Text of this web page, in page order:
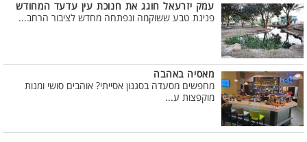
עמק יזרעאל חוגג את חנוכת עין עדעד המחודש
פנינת טבע ששוקמה ונפתחה מחדש לציבור הרחב...
מאסיה באהבה
מחפשים מסעדה בסגנון אסייתי? אוהבים סושי ומנות
מוקפצות ע...